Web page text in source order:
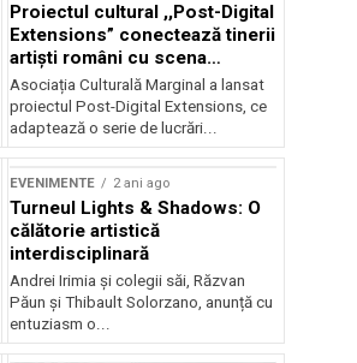
Proiectul cultural ,,Post-Digital
Extensions” conectează tinerii
artiști români cu scena
internațională
Asociația Culturală Marginal a lansat
proiectul Post-Digital Extensions, ce
adaptează o serie de lucrări...
EVENIMENTE 2 ani ago
Turneul Lights & Shadows: O
călătorie artistică
interdisciplinară
Andrei Irimia și colegii săi, Răzvan
Păun și Thibault Solorzano, anunță cu
entuziasm o...